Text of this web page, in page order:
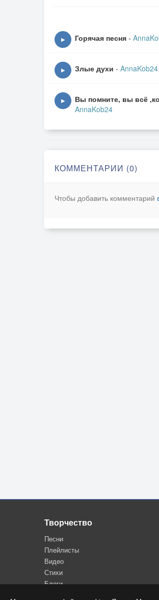
▶ Горячая песня -
▶ Злые духи - AnnaKob24
▶ Вы помните, вы всё
AnnaKob24
КОММЕНТАРИИ (0)
Чтобы добавить комментарий
Творчество
Песни
Плейлисты
Видео
Стихи
Блоги